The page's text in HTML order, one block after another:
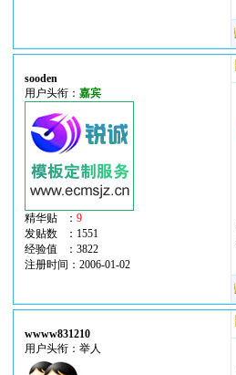
sooden
用户头衔： 嘉宾
精华贴 ： 9
发贴数 ：1551
经验值 ：3822
注册时间：2006-01-02
wwww831210
用户头衔：举人